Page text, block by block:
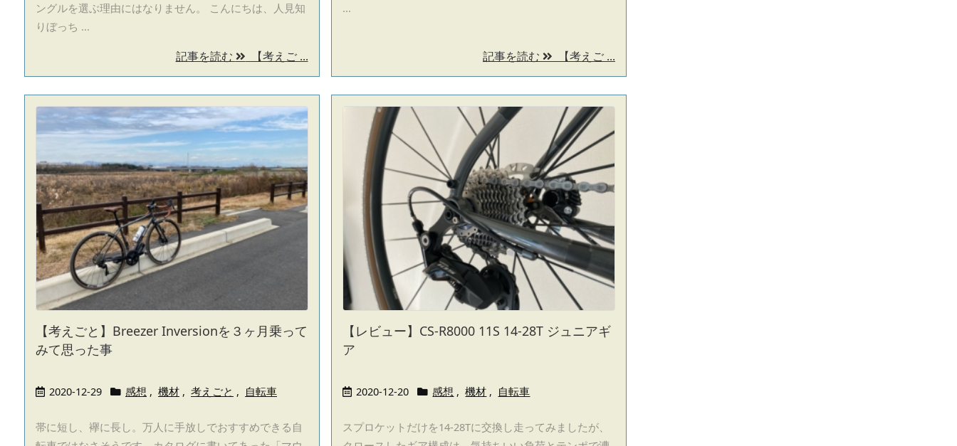
ングルを選ぶ理由にはなりません。 こんにちは、人見知
りぼっち ...
記事を読む 【考えご ...
...
記事を読む 【考えご ...
【考えごと】Breezer Inversionを３ヶ月乗って
みて思った事
2020-12-29 感想 , 機材 , 考えごと , 自転車
帯に短し、襷に長し。万人に手放しでおすすめできる自
【レビュー】CS-R8000 11S 14-28T ジュニアギ
ア
2020-12-20 感想 , 機材 , 自転車
スプロケットだけを14-28Tに交換し走ってみましたが、